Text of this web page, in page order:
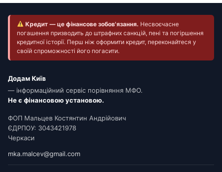
Кредит — це фінансове зобов'язання. Несвоєчасне
погашення призводить до штрафних санкцій, пені та погіршення
кредитної історії. Перш ніж оформити кредит, переконайтеся у
своїй спроможності його погасити.
Додам Київ
— інформаційний сервіс порівняння МФО.
Не є фінансовою установою.
ФОП Мальцев Костянтин Андрійович
ЄДРПОУ: 3043421978
Черкаси
mka.malcev@gmail.com